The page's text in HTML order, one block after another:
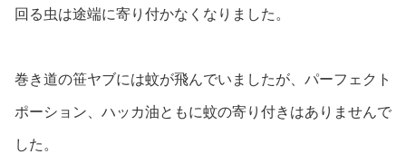
回る虫は途端に寄り付かなくなりました。
巻き道の笹ヤブには蚊が飛んでいましたが、パーフェクト
ポーション、ハッカ油ともに蚊の寄り付きはありませんで
した。